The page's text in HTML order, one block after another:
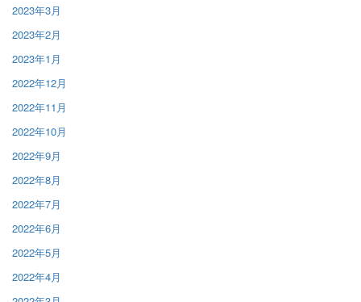
2023年3月
2023年2月
2023年1月
2022年12月
2022年11月
2022年10月
2022年9月
2022年8月
2022年7月
2022年6月
2022年5月
2022年4月